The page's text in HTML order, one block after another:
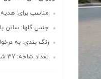
مناسب برای: هدیه
جنس گلها: ساتن
رنگ بندی: به
تعداد شاخه: 37 شاخه و قابل تغییر میباشد